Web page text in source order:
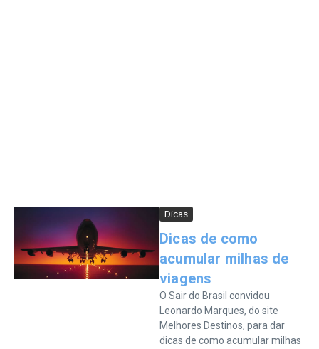
Dicas
Dicas de como
acumular milhas de
viagens
O Sair do Brasil convidou
Leonardo Marques, do site
Melhores Destinos, para dar
dicas de como acumular milhas